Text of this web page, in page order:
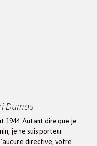
Dumas
1944. Autant dire que je
je ne suis porteur
directive, votre